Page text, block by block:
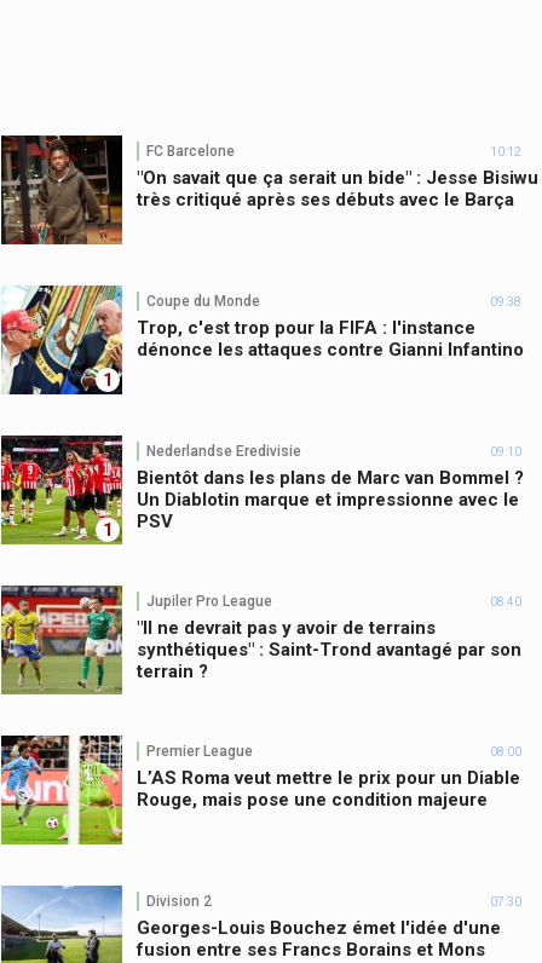
FC Barcelone 10:12
"On savait que ça serait un bide" : Jesse Bisiwu
très critiqué après ses débuts avec le Barça
1
Coupe du Monde 09:38
Trop, c'est trop pour la FIFA : l'instance
dénonce les attaques contre Gianni Infantino
1
Nederlandse Eredivisie 09:10
Bientôt dans les plans de Marc van Bommel ?
Un Diablotin marque et impressionne avec le
PSV
Jupiler Pro League 08:40
"Il ne devrait pas y avoir de terrains
synthétiques" : Saint-Trond avantagé par son
terrain ?
Premier League 08:00
L’AS Roma veut mettre le prix pour un Diable
Rouge, mais pose une condition majeure
Division 2 07:30
Georges-Louis Bouchez émet l'idée d'une
fusion entre ses Francs Borains et Mons